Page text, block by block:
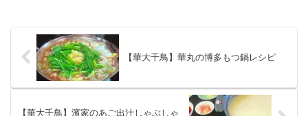
【華大千鳥】華丸の博多もつ鍋レシピ
【華大千鳥】濱家のあご出汁しゃぶしゃ